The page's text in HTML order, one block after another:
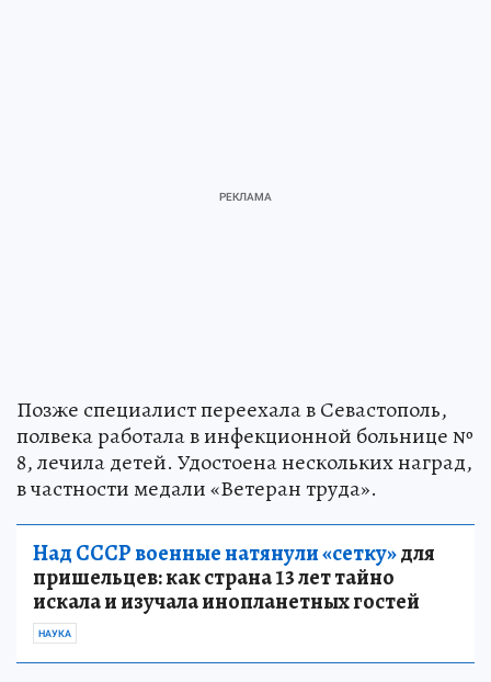
Позже специалист переехала в Севастополь,
полвека работала в инфекционной больнице №
8, лечила детей. Удостоена нескольких наград,
в частности медали «Ветеран труда».
Над СССР военные натянули «сетку»для
пришельцев: как страна 13 лет тайно
искала и изучала инопланетных гостей
НАУКА